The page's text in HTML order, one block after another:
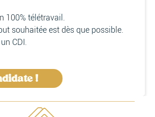
100% télétravail.
souhaitée est dès que possible.
CDI.
!